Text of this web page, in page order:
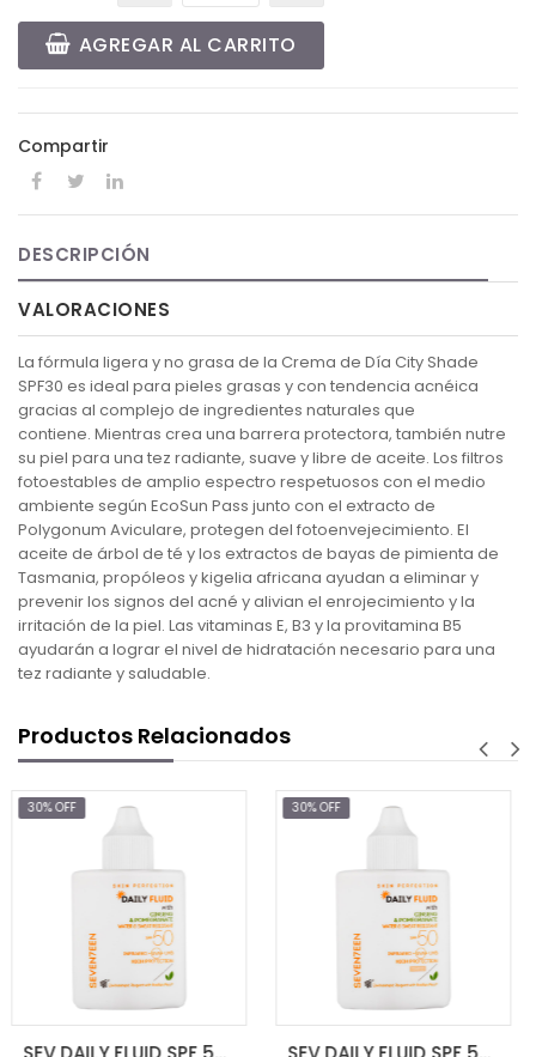
AGREGAR AL CARRITO
Compartir
DESCRIPCIÓN
VALORACIONES
La fórmula ligera y no grasa de la Crema de Día City Shade
SPF30 es ideal para pieles grasas y con tendencia acnéica
gracias al complejo de ingredientes naturales que
contiene. Mientras crea una barrera protectora, también nutre
su piel para una tez radiante, suave y libre de aceite. Los filtros
fotoestables de amplio espectro respetuosos con el medio
ambiente según EcoSun Pass junto con el extracto de
Polygonum Aviculare, protegen del fotoenvejecimiento. El
aceite de árbol de té y los extractos de bayas de pimienta de
Tasmania, propóleos y kigelia africana ayudan a eliminar y
prevenir los signos del acné y alivian el enrojecimiento y la
irritación de la piel. Las vitaminas E, B3 y la provitamina B5
ayudarán a lograr el nivel de hidratación necesario para una
tez radiante y saludable.
Productos Relacionados
AGREGAR AL